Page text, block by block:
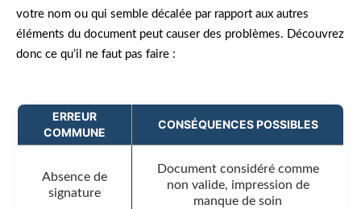
votre nom ou qui semble décalée par rapport aux autres
éléments du document peut causer des problèmes. Découvrez
donc ce qu’il ne faut pas faire :
ERREUR
COMMUNE
CONSÉQUENCES POSSIBLES
Absence de
signature
Document considéré comme
non valide, impression de
manque de soin